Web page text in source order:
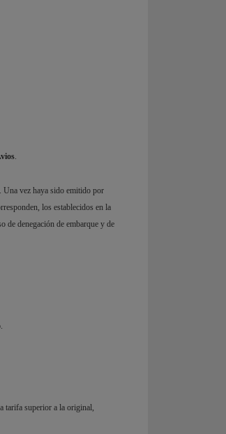
.
Una vez haya sido emitido por
los establecidos en la
de denegación de embarque y de
tarifa superior a la original,